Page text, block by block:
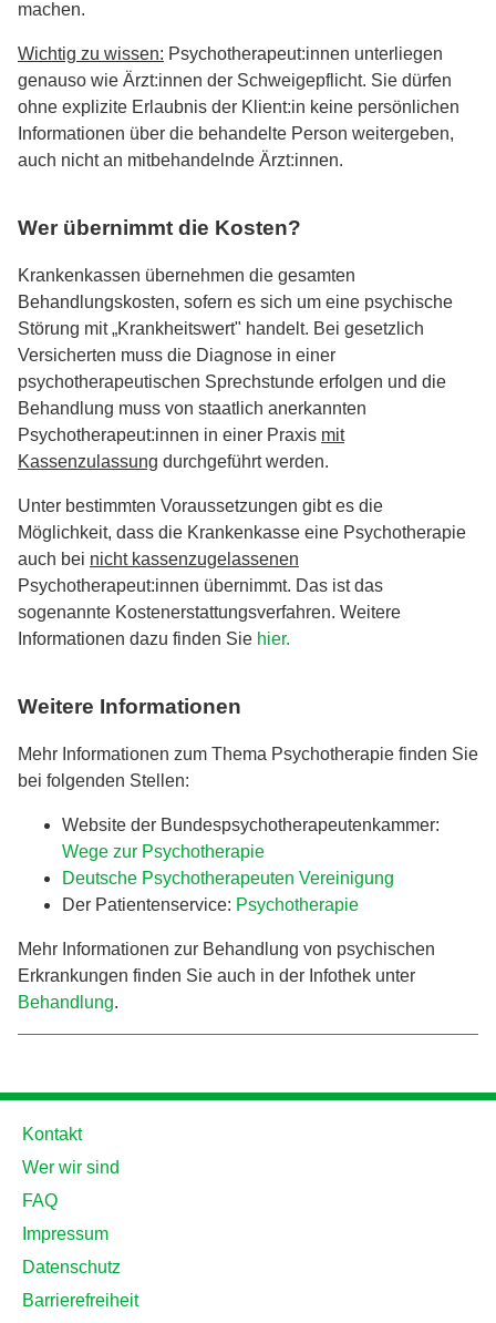
machen.
Wichtig zu wissen: Psychotherapeut:innen unterliegen
genauso wie Ärzt:innen der Schweigepflicht. Sie dürfen
ohne explizite Erlaubnis der Klient:in keine persönlichen
Informationen über die behandelte Person weitergeben,
auch nicht an mitbehandelnde Ärzt:innen.
Wer übernimmt die Kosten?
Krankenkassen übernehmen die gesamten
Behandlungskosten, sofern es sich um eine psychische
Störung mit „Krankheitswert" handelt. Bei gesetzlich
Versicherten muss die Diagnose in einer
psychotherapeutischen Sprechstunde erfolgen und die
Behandlung muss von staatlich anerkannten
Psychotherapeut:innen in einer Praxis mit
Kassenzulassung durchgeführt werden.
Unter bestimmten Voraussetzungen gibt es die
Möglichkeit, dass die Krankenkasse eine Psychotherapie
auch bei nicht kassenzugelassenen
Psychotherapeut:innen übernimmt. Das ist das
sogenannte Kostenerstattungsverfahren. Weitere
Informationen dazu finden Sie hier.
Weitere Informationen
Mehr Informationen zum Thema Psychotherapie finden Sie
bei folgenden Stellen:
Website der Bundespsychotherapeutenkammer:
Wege zur Psychotherapie
Deutsche Psychotherapeuten Vereinigung
Der Patientenservice: Psychotherapie
Mehr Informationen zur Behandlung von psychischen
Erkrankungen finden Sie auch in der Infothek unter
Behandlung.
Kontakt
Wer wir sind
FAQ
Impressum
Datenschutz
Barrierefreiheit